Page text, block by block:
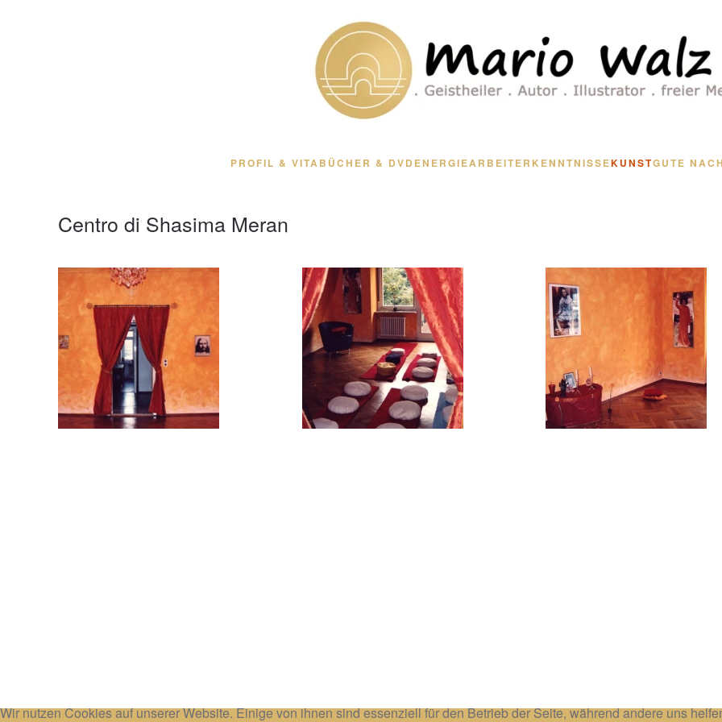
PROFIL & VITA BÜCHER & DVD ENERGIEARBEITERKENNTNISSEKUNSTGUTE
Centro di Shasima Meran
Wir nutzen Cookies auf unserer Website. Einige von ihnen sind essenziell für den Betrieb der Seite, während andere uns